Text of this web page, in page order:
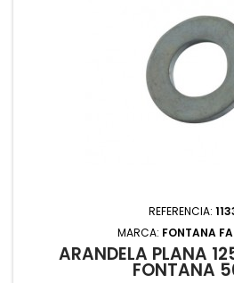
REFERENCIA:
MARCA: FONTANA
ARANDELA PLANA
FONTANA